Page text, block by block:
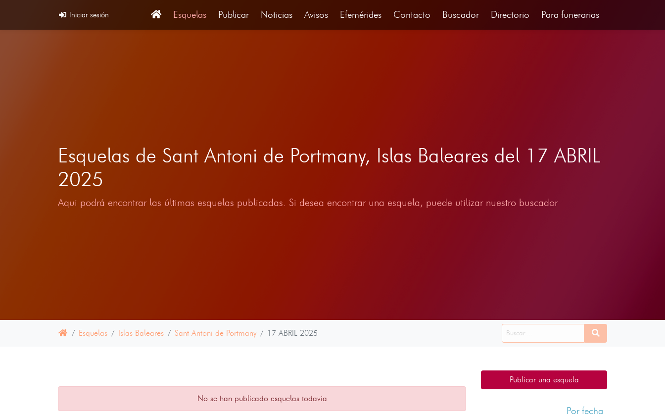
Iniciar sesión Esquelas Publicar Noticias Avisos Efemérides Contacto Buscador Directorio Para funerarias
Esquelas de Sant Antoni de Portmany, Islas Baleares del 17 ABRIL
2025
Aqui podrá encontrar las últimas esquelas publicadas. Si desea encontrar una esquela, puede utilizar nuestro buscador
Esquelas Islas Baleares Sant Antoni de Portmany 17 ABRIL 2025
No se han publicado esquelas todavía
Publicar una esquela
Por fecha